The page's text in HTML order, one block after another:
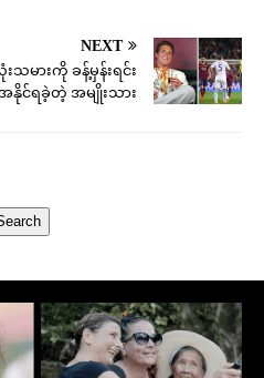
NEXT
မားကို ခန့်မှန်းရင်း
အနိုင်ရခဲ့တဲ့ အမျိုးသား